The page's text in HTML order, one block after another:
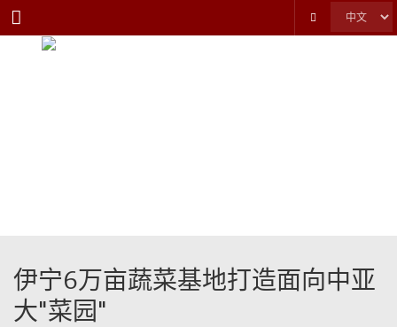
Menu
伊宁6万亩蔬菜基地打造面向中亚
大"菜园"